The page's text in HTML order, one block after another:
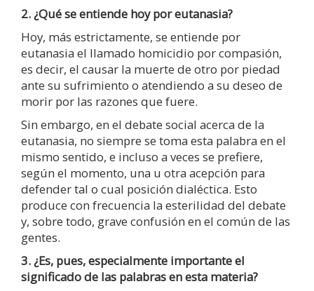
2. ¿Qué se entiende hoy por eutanasia?
Hoy, más estrictamente, se entiende por
eutanasia el llamado homicidio por compasión,
es decir, el causar la muerte de otro por piedad
ante su sufrimiento o atendiendo a su deseo de
morir por las razones que fuere.
Sin embargo, en el debate social acerca de la
eutanasia, no siempre se toma esta palabra en el
mismo sentido, e incluso a veces se prefiere,
según el momento, una u otra acepción para
defender tal o cual posición dialéctica. Esto
produce con frecuencia la esterilidad del debate
y, sobre todo, grave confusión en el común de las
gentes.
3. ¿Es, pues, especialmente importante el
significado de las palabras en esta materia?